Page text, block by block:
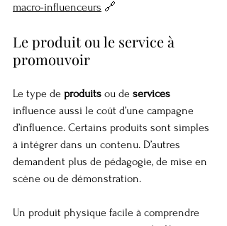
macro-influenceurs 🔗
Le produit ou le service à
promouvoir
Le type de produits ou de services
influence aussi le coût d’une campagne
d’influence. Certains produits sont simples
à intégrer dans un contenu. D’autres
demandent plus de pédagogie, de mise en
scène ou de démonstration.
Un produit physique facile à comprendre